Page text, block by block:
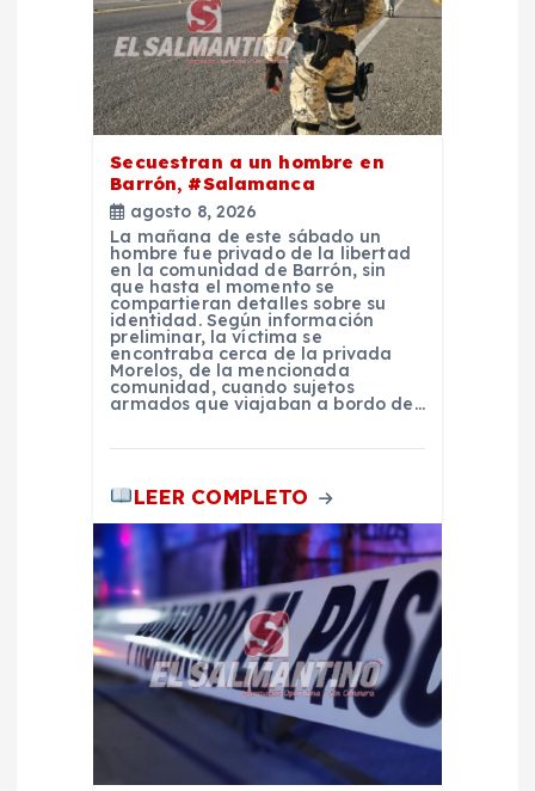
Secuestran a un hombre en
Barrón, #Salamanca
agosto 8, 2026
La mañana de este sábado un
hombre fue privado de la libertad
en la comunidad de Barrón, sin
que hasta el momento se
compartieran detalles sobre su
identidad. Según información
preliminar, la víctima se
encontraba cerca de la privada
Morelos, de la mencionada
comunidad, cuando sujetos
armados que viajaban a bordo de…
LEER COMPLETO